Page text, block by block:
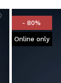
- 80%
Online only